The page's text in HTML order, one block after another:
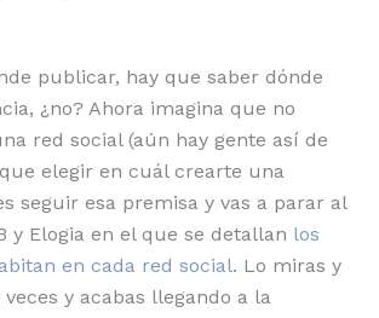
publicar, hay que saber dónde
¿no? Ahora imagina que no
red social (aún hay gente así de
elegir en cuál crearte una
seguir esa premisa y vas a parar al
y Elogia en el que se detallan los
en cada red social. Lo miras y
y acabas llegando a la